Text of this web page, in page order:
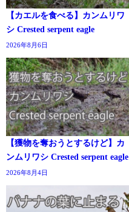
【カエルを食べる】カンムリワ
シ Crested serpent eagle
2026年8月6日
【獲物を奪おうとするけど】カ
ンムリワシ Crested serpent eagle
2026年8月4日